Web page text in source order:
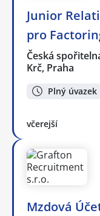
Junior
pro
Česká
Krč, Praha
Plný úvazek
včerejší
Mzdová